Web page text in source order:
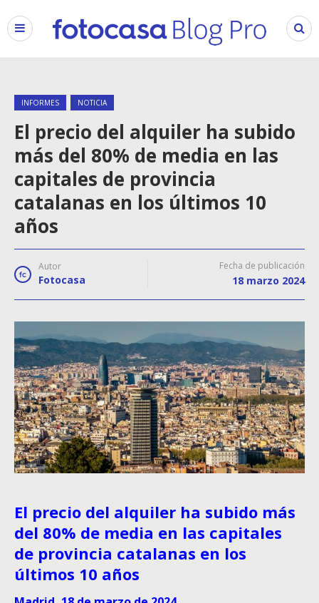
INFORMES NOTICIA
El precio del alquiler ha subido
más del 80% de media en las
capitales de provincia
catalanas en los últimos 10
años
Autor
Fotocasa
Fecha de publicación
18 marzo 2024
El precio del alquiler ha subido más
del 80% de media en las capitales
de provincia catalanas en los
últimos 10 años